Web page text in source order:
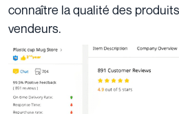
connaître la qualité des
vendeurs.